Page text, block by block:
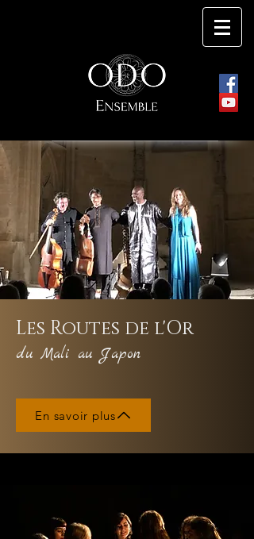
Les Créations
Les Routes de l'Or
du Mali au Japon
En savoir plus